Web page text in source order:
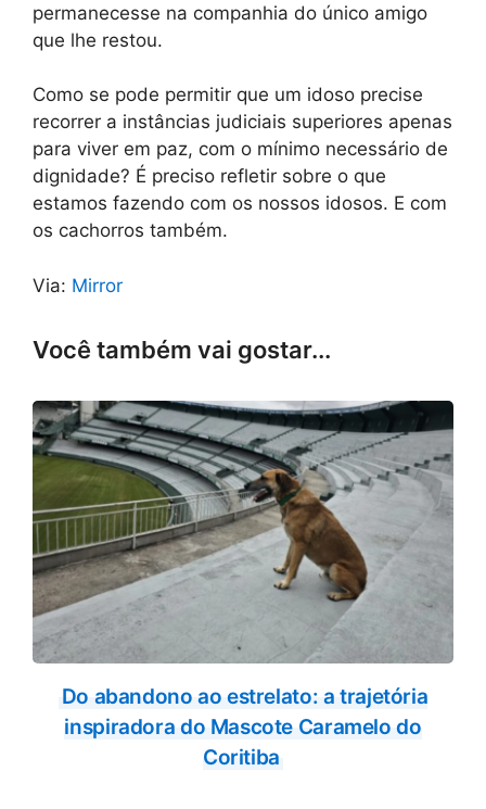
permanecesse na companhia do único amigo
que lhe restou.
Como se pode permitir que um idoso precise
recorrer a instâncias judiciais superiores apenas
para viver em paz, com o mínimo necessário de
dignidade? É preciso refletir sobre o que
estamos fazendo com os nossos idosos. E com
os cachorros também.
Via: Mirror
Você também vai gostar...
Do abandono ao estrelato: a trajetória
inspiradora do Mascote Caramelo do
Coritiba